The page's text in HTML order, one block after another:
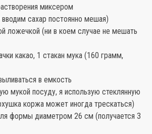
миксером
сахар постоянно мешая)
ложечкой (ни в коем случае не мешать
какао, 1 стакан мука (160 грамм,
в емкость
мукой посуду, я использую стеклянную
коржа может иногда трескаться)
формы диаметром 26 см (получается 3